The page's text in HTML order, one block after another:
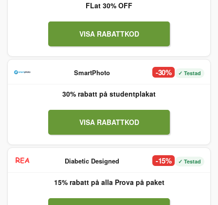
FLat 30% OFF
VISA RABATTKOD
SmartPhoto -30% ✓ Testad
30% rabatt på studentplakat
VISA RABATTKOD
Diabetic Designed -15% ✓ Testad
15% rabatt på alla Prova på paket